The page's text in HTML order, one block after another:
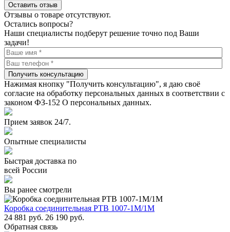
Оставить отзыв
Отзывы о товаре отсутствуют.
Остались вопросы?
Наши специалисты подберут решение точно под Ваши
задачи!
Получить консультацию
Нажимая кнопку "Получить консультацию", я даю своё
согласие на обработку персональных данных в соответствии с
законом ФЗ-152 О персональных данных.
Прием заявок 24/7.
Опытные специалисты
Быстрая доставка по
всей России
Вы ранее смотрели
Коробка соединительная РТВ 1007-1М/1М
24 881 руб. 26 190 руб.
Обратная связь